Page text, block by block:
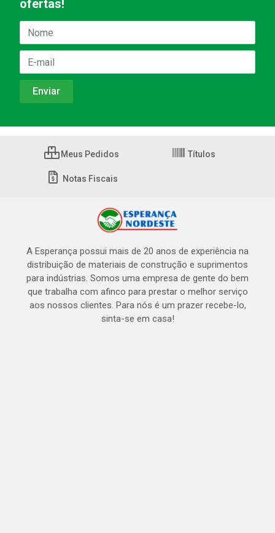
ofertas!
Meus Pedidos Títulos
Notas Fiscais
A Esperança possui mais de 20 anos de experiência na
distribuição de materiais de construção e suprimentos
para indústrias. Somos uma empresa de gente do bem
que trabalha com afinco para prestar o melhor serviço
aos nossos clientes. Para nós é um prazer recebe-lo,
sinta-se em casa!